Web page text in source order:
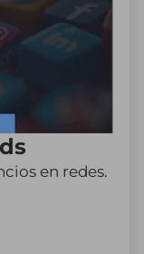
en redes.